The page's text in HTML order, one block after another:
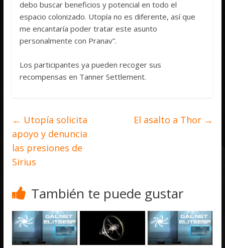
debo buscar beneficios y potencial en todo el
espacio colonizado. Utopía no es diferente, así que
me encantaría poder tratar este asunto
personalmente con Pranav”.
Los participantes ya pueden recoger sus
recompensas en Tanner Settlement.
← Utopía solicita
apoyo y denuncia
las presiones de
Sirius
El asalto a Thor →
También te puede gustar